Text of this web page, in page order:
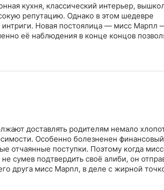
кухня, классический интерьер,
репутацию. Однако в этом шедевре
интриги. Новая постоялица — мисс Марпл
её наблюдения в конце концов
доставлять родителям немало
Особенно болезненен
отчаянные поступки. Поэтому когда
сумев подтвердить своё алиби, он
друга мисс Марпл, в деле с жирной